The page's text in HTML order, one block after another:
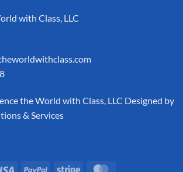
with Class, LLC
the World with Class, LLC Designed by
& Services